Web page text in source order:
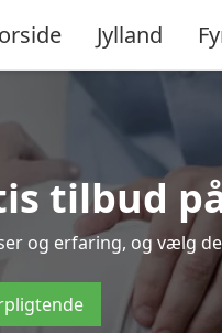
Jylland
tilbud
og erfaring, og vælg